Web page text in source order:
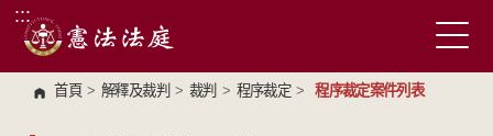
跳到主要內容區塊
:::
首頁 > 解釋及裁判 > 裁判 > 程序裁定 > 程序裁定案件列表